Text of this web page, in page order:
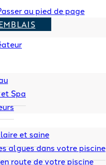
au pied de page
Spa
et saine
algues dans votre piscine
route de votre piscine